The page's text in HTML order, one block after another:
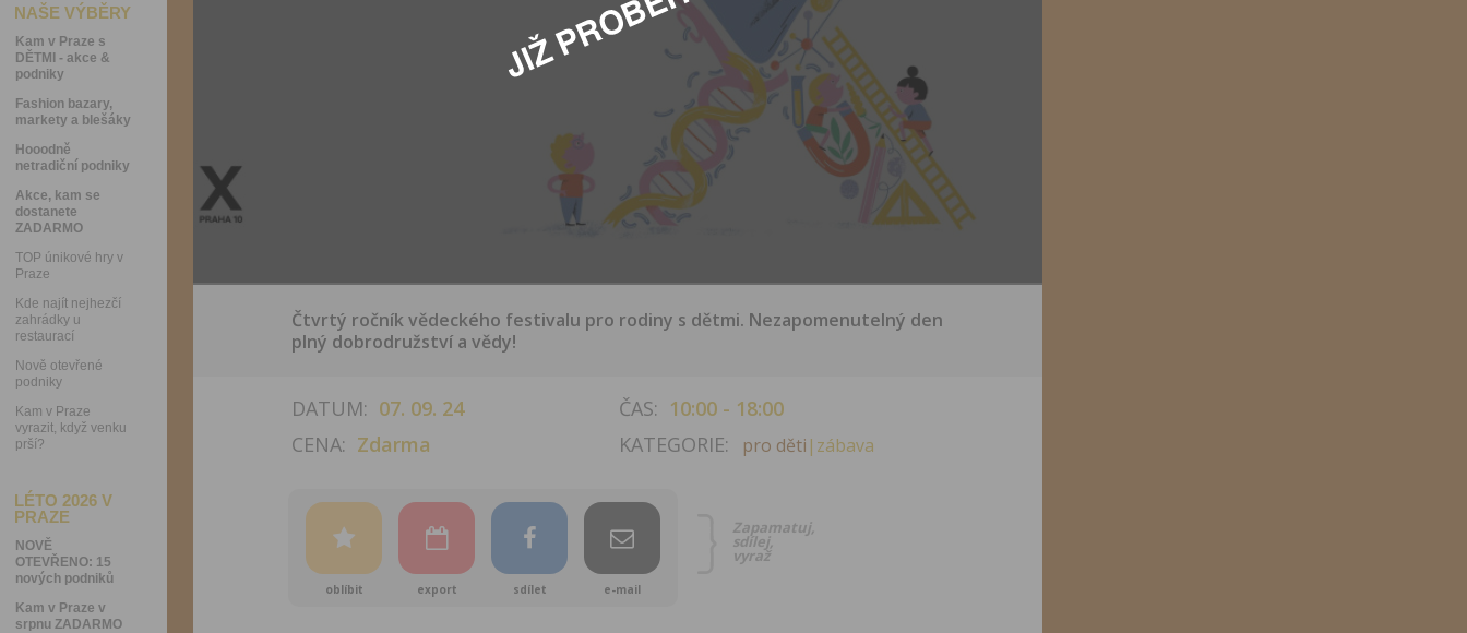
NAŠE VÝBĚRY
Kam v Praze s
DĚTMI - akce &
podniky
Fashion bazary,
markety a blešáky
Hooodně
netradiční podniky
Akce, kam se
dostanete
ZADARMO
TOP únikové hry v
Praze
Kde najít nejhezčí
zahrádky u
restaurací
Nově otevřené
podniky
Kam v Praze
vyrazit, když venku
prší?
LÉTO 2026 V
PRAZE
NOVĚ
OTEVŘENO: 15
nových podniků
Kam v Praze v
srpnu ZADARMO
Čtvrtý ročník vědeckého festivalu pro rodiny s dětmi. Nezapomenutelný den
plný dobrodružství a vědy!
DATUM: 07. 09. 24
CENA: Zdarma
ČAS: 10:00 - 18:00
KATEGORIE:
pro děti |zábava
oblíbit export sdílet e-mail
Zapamatuj,
sdílej,
vyraž